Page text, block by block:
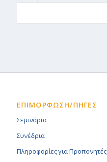
ΕΠΙΜΟΡΦΩΣΗ/ΠΗΓΕΣ
Σεμινάρια
Συνέδρια
Πληροφορίες για Προπονητές